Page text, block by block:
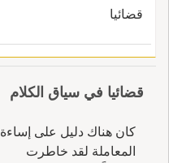
قضائيا
قضائيا في سياق الكلام
كان هناك دليل على إساءة
المعاملة لقد خاطرت